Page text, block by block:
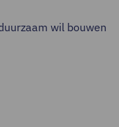
wil bouwen